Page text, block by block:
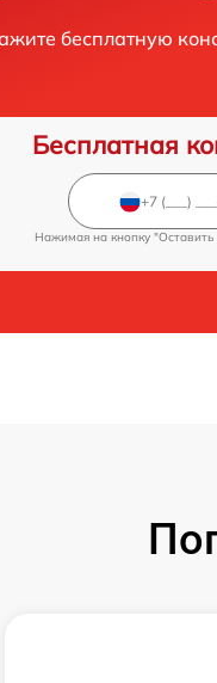
бесплатную
Бесплатная
Нажимая на кнопку "Оставить